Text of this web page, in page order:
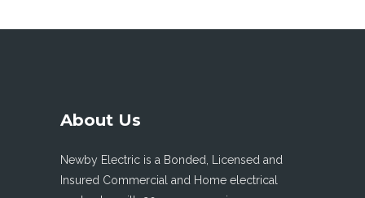
About Us
Newby Electric is a Bonded, Licensed and
Insured Commercial and Home electrical